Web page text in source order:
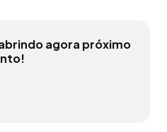
agora próximo
Trapiche
- PA
Mais
CarlinhoShangai